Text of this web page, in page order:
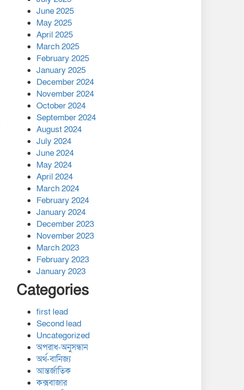
এক বিলিয়ন ডলার বিনিয়োগ
হবে আনোয়ারায়
বান্দরবানে বন্যায় ক্ষতিগ্রস্তদের
মাঝে সহায়তা দিলেন সাচিং প্রু
জেরী
June 2025
May 2025
April 2025
March 2025
February 2025
January 2025
December 2024
November 2024
October 2024
September 2024
August 2024
July 2024
June 2024
May 2024
April 2024
March 2024
February 2024
January 2024
December 2023
November 2023
March 2023
February 2023
January 2023
Categories
first lead
Second lead
Uncategorized
অপরাধ-অনুসন্ধান
অর্থ-বানিজ্য
আন্তর্জাতিক
কক্সবাজার